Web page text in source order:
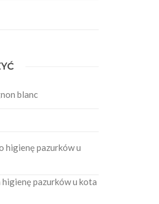
blanc
higienę pazurków u
higienę pazurków u kota